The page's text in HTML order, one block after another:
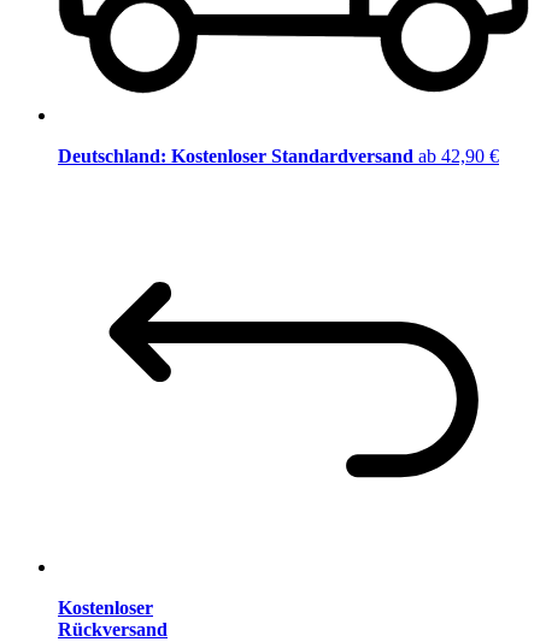
Deutschland: Kostenloser Standardversand ab 42,90 €
Kostenloser
Rückversand